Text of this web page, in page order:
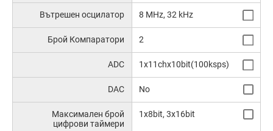
Вътрешен осцилатор 8 MHz, 32 kHz
Брой Компаратори 2
ADC 1x11chx10bit(100ksps)
DAC No
Максимален брой
цифрови таймери
1x8bit, 3x16bit